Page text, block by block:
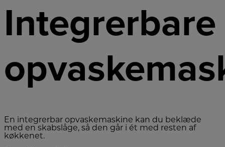
Integrerbare
En integrerbar opvaskemaskine kan du beklæde
med en skabslåge, så den går i ét med resten af
køkkenet.